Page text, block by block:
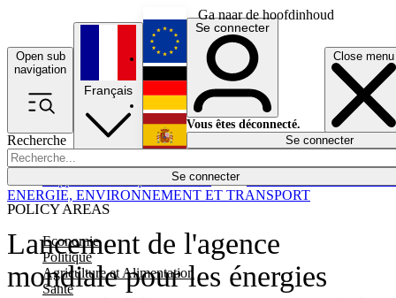
Ga naar de hoofdinhoud
Open sub
navigation
Close menu
Recherche
Se connecter
POLICY AREAS
Economie
Politique
Agriculture et Alimentation
Santé
Économie
Français
English
Deutsch
Español
Se connecter
Vous êtes déconnecté.
Se connecter
Lancement de l'agence
mondiale pour les énergies
ENERGIE, ENVIRONNEMENT ET TRANSPORT